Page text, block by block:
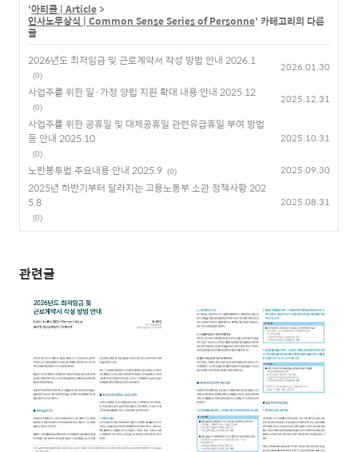
'아티클 | Article >
인사노무상식 | Common Sense Series of Personne' 카테고리의 다른
글
2026년도 최저임금 및 근로계약서 작성 방법 안내 2026.1
(0)
2026.01.30
사업주를 위한 일·가정 양립 지원 확대 내용 안내 2025.12
(0)
2025.12.31
사업주를 위한 공휴일 및 대체공휴일 관련유급휴일 부여 방법
등 안내 2025.10
(0)
2025.10.31
노란봉투법 주요내용 안내 2025.9 (0) 2025.09.30
2025년 하반기부터 달라지는 고용노동부 소관 정책사항 202
5.8
(0)
2025.08.31
관련글